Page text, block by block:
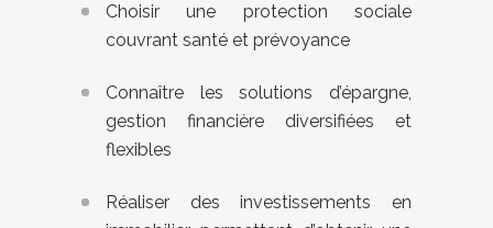
Choisir une protection sociale
couvrant santé et prévoyance
Connaître les solutions d’épargne,
gestion financière diversifiées et
flexibles
Réaliser des investissements en